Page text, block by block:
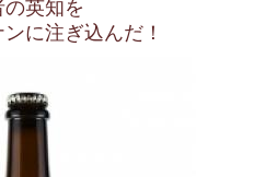
英知を
に注ぎ込んだ！